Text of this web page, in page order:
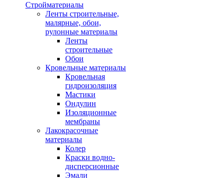
Стройматериалы
Ленты строительные,
малярные, обои,
рулонные материалы
Ленты
строительные
Обои
Кровельные материалы
Кровельная
гидроизоляция
Мастики
Ондулин
Изоляционные
мембраны
Лакокрасочные
материалы
Колер
Краски водно-
дисперсионные
Эмали